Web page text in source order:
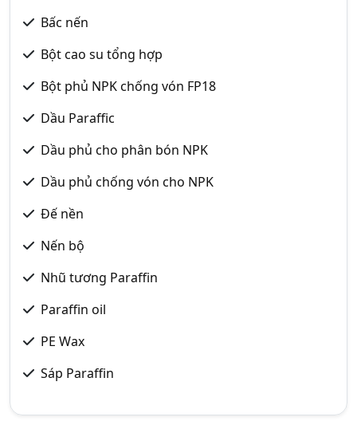
Bấc nến
Bột cao su tổng hợp
Bột phủ NPK chống vón FP18
Dầu Paraffic
Dầu phủ cho phân bón NPK
Dầu phủ chống vón cho NPK
Đế nền
Nến bộ
Nhũ tương Paraffin
Paraffin oil
PE Wax
Sáp Paraffin